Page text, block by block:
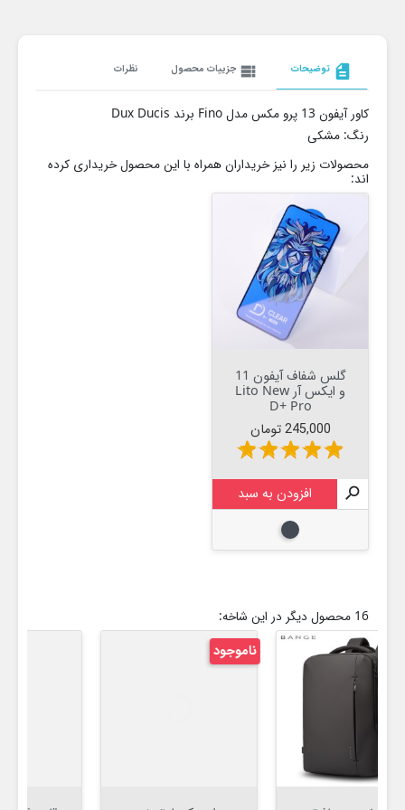
description توضیحات view_list جزییات محصول نظرات
کاور آیفون 13 پرو مکس مدل Fino برند Dux Ducis
رنگ: مشکی
محصولات زیر را نیز خریداران همراه با این محصول خریداری کرده
اند:
گلس شفاف آیفون 11
و ایکس آر Lito New
D+ Pro
قیمت
245,000 تومان
star
star
star
star
star

افزودن به سبد
مشکی
16 محصول دیگر در این شاخه:
ناموجود